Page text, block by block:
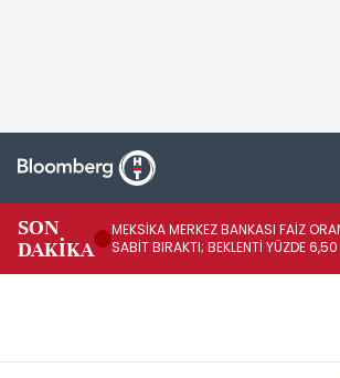
SON
DAKİKA
MEKSİKA MERKEZ BANKASI FAİZ
SABİT BIRAKTI; BEKLENTİ YÜZDE 6,50